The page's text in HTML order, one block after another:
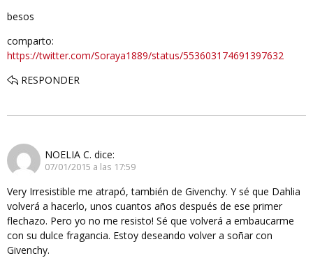
besos
comparto:
https://twitter.com/Soraya1889/status/553603174691397632
RESPONDER
NOELIA C. dice:
07/01/2015 a las 17:59
Very Irresistible me atrapó, también de Givenchy. Y sé que Dahlia
volverá a hacerlo, unos cuantos años después de ese primer
flechazo. Pero yo no me resisto! Sé que volverá a embaucarme
con su dulce fragancia. Estoy deseando volver a soñar con
Givenchy.